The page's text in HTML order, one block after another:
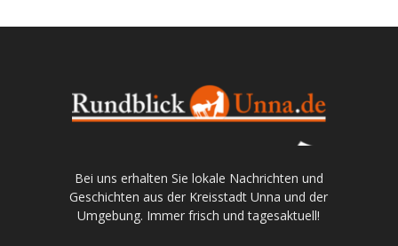
Bei uns erhalten Sie lokale Nachrichten und
Geschichten aus der Kreisstadt Unna und der
Umgebung. Immer frisch und tagesaktuell!